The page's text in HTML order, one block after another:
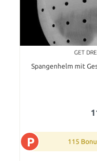
GET
Spangenhelm mit
P 115